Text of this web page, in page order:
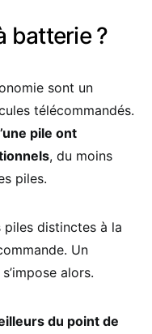
batterie ?
sont un
télécommandés.
pile ont
, du moins
piles.
piles distinctes à la
Un
alors.
du point de